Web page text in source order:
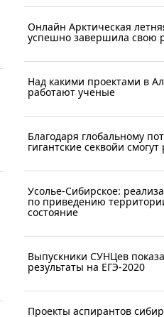
Онлайн Арктическая
успешно завершила свою
Над какими проектами в
работают ученые
Благодаря глобальному
гигантские секвойи
Усолье-Сибирское:
по приведению
состояние
Выпускники СУНЦев
результаты на ЕГЭ-2020
Проекты аспирантов